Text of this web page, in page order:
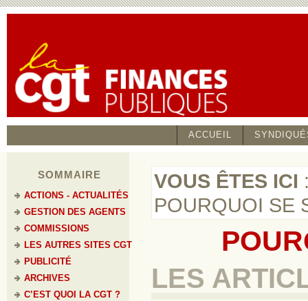
ACCUEIL
SOMMAIRE
ACTIONS - ACTUALITÉS
GESTION DES AGENTS
COMMISSIONS
LES AUTRES SITES CGT
PUBLICITÉ
ARCHIVES
C’EST QUOI LA CGT ?
VOUS ÊTES ICI
POURQUOI SE
LES